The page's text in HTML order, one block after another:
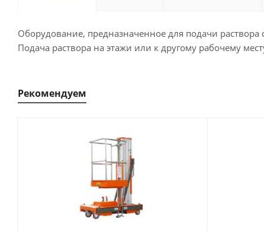
Оборудование, предназначенное для подачи
Подача раствора на этажи или к другому рабочему
Рекомендуем